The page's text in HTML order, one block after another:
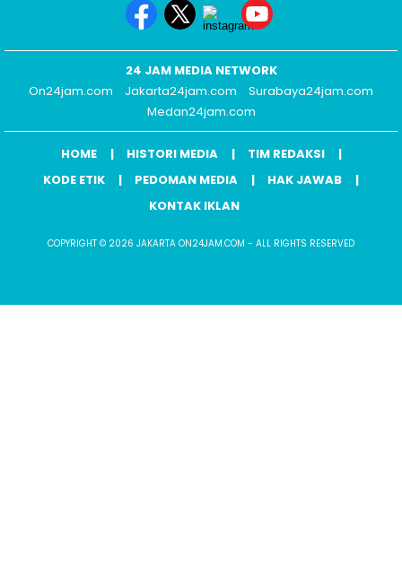
24 JAM MEDIA NETWORK
On24jam.com
Jakarta24jam.com
Surabaya24jam.com
Medan24jam.com
HOME HISTORI MEDIA
TIM REDAKSI
KODE ETIK
PEDOMAN MEDIA
HAK JAWAB
KONTAK IKLAN
COPYRIGHT © 2026 JAKARTA ON24JAM.COM - ALL RIGHTS RESERVED